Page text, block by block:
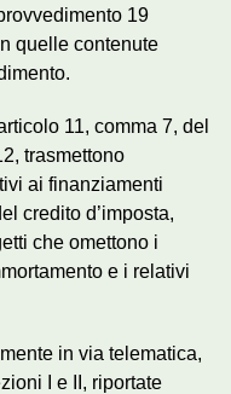
19
quelle contenute
11, comma 7, del
trasmettono
ai finanziamenti
credito d’imposta,
che omettono i
e i relativi
in via telematica,
I e II, riportate